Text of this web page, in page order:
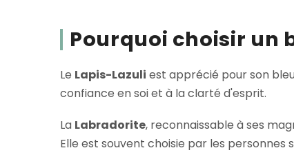
Pourquoi choisir un
Le Lapis-Lazuli est apprécié pour son
confiance en soi et à la clarté d'esprit.
La Labradorite, reconnaissable à ses
Elle est souvent choisie par les